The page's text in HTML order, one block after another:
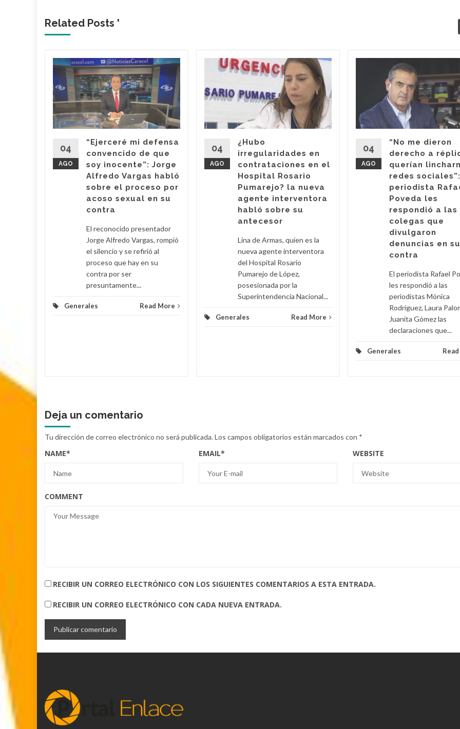
Related Posts '
04
AGO
“Ejerceré mi defensa
convencido de que
soy inocente”: Jorge
Alfredo Vargas habló
sobre el proceso por
acoso sexual en su
contra
El reconocido presentador
Jorge Alfredo Vargas, rompió
el silencio y se refirió al
proceso que hay en su
contra por ser
presuntamente...
Generales Read More
04
AGO
¿Hubo
irregularidades en
contrataciones en el
Hospital Rosario
Pumarejo? la nueva
agente interventora
habló sobre su
antecesor
Lina de Armas, quien es la
nueva agente interventora
del Hospital Rosario
Pumarejo de López,
posesionada por la
Superintendencia Nacional...
Generales Read More
04
AGO
“No me dieron
derecho a
querían
redes
periodista
Poveda les
respondió a las
colegas que
divulgaron
denuncias en su
contra
El periodista Rafael
les respondió a las
periodistas Mónica
Rodríguez, Laura
Juanita Gómez las
declaraciones que...
Generales
Deja un comentario
Tu dirección de correo electrónico no será publicada.Los campos obligatorios están marcados con *
NAME* EMAIL* WEBSITE
COMMENT
RECIBIR UN CORREO ELECTRÓNICO CON LOS SIGUIENTES COMENTARIOS A ESTA ENTRADA.
RECIBIR UN CORREO ELECTRÓNICO CON CADA NUEVA ENTRADA.